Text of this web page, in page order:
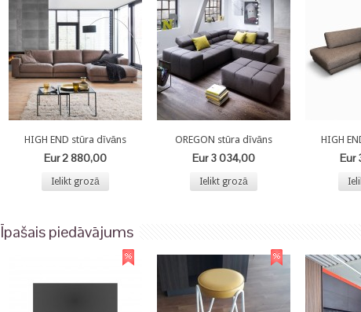
HIGH END stūra dīvāns
Eur 2 880,00
Ielikt grozā
OREGON stūra dīvāns
Eur 3 034,00
Ielikt grozā
HIGH
Eur
Īpašais piedāvājums